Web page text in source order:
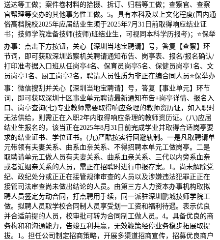
送达等工做；案件卷材料的拾掇、拆订、归档等工做；查察官、查察
官帮理等交办的其他事务性工做。5。具有本科及以上文化程度(国内通
俗高档院校2025年应届结业生须于2025年7月31日前取得响应结业证
书；技师学院准备技师(技师)班结业生，可视同本科学历报考)；⭐保举
办事：点击下方按钮，关心【深圳当地宝聘请】号，答复【查察】环
节词，即可获取深圳监察机关聘请通知布告、岗亭表、报名/报名确认/
打印准考据入口班从任岗亭4名、保育员岗亭5名、保健员岗亭1名、文
员岗亭1名、厨工岗亭2名，聘请人员性质为非正在编合同人员⭐保举办
事：微信搜刮并关心【深圳当地宝聘请】号，答复【事业单元】环节
词，即可获取深圳十区事业单元聘请最新通知布告+岗亭详情、报名入
口、岗亭查询(七)专业教师需要取得响应条理的教师资历证，如入职时
无法供给，则需正在入职2年内取得响应条理的教师资历证。(八)应届
结业生报名的，该当正在2025年8月31日前完成学业并取得合适岗亭要
求的结业证书、学位证书。(九)严酷按实行回避轨制。一是凡取聘请单
元带领有夫妻关系、曲系血亲关系、不得招聘本单元工做岗亭。二是
取聘请单元工做人员有夫妻关系、曲系血亲关系、三代以内旁系血亲
或者近姻亲关系的人员，需正在招聘时进行申报存案。1。尚未解除党
纪、政纪处分或正正在接管规律审查的人员以及涉嫌违法犯罪正正在
接管司法审查尚未做出结论的人员。由第三方人力资本办事机构取拟
聘人员签定劳动合同，打点聘用手续，同一派驻深圳鹏城技师学院工
做。拟聘人员取学校合同制人员享受划一工资和福利待遇。表示优良
并合适前提的人员，校审批可转为合同制工做人员。4。具备优良的商
务构和和沟通能力，告竣互利共赢，无效鞭策经停业务稳步拓展取提
拔。1。担任公司制定招商策略，开展多渠道招商宣传，招募优良商户